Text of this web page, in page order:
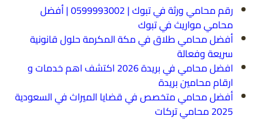
رقم محامي ورثة في تبوك | 0599993002 | أفضل
محامي مواريث في تبوك
أفضل محامي طلاق في مكة المكرمة حلول قانونية
سريعة وفعالة
افضل محامي في بريدة 2026 اكتشف اهم خدمات و
ارقام محامين بريدة
أفضل محامي متخصص في قضايا الميراث في السعودية
2025 محامي تركات